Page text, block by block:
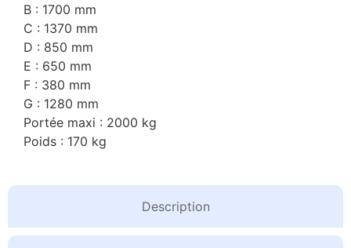
Description
B : 1700 mm
C : 1370 mm
D : 850 mm
E : 650 mm
F : 380 mm
G : 1280 mm
Portée maxi : 2000 kg
Poids : 170 kg